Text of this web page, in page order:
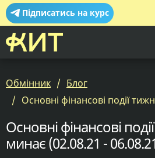
Підписатись на курс
Обмінник
Блог
Основні фінансові події
Основні фінансові
минає (02.08.21 -